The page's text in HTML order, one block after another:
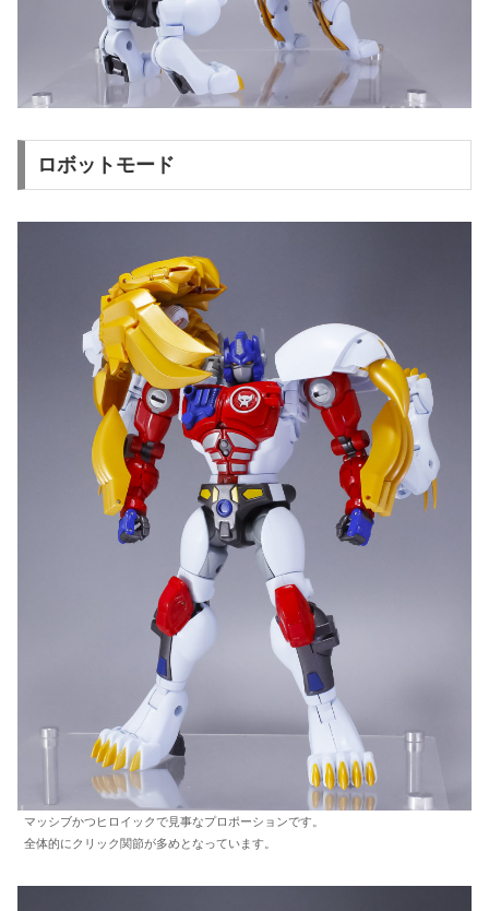
ロボットモード
マッシブかつヒロイックで見事なプロポーションです。
全体的にクリック関節が多めとなっています。